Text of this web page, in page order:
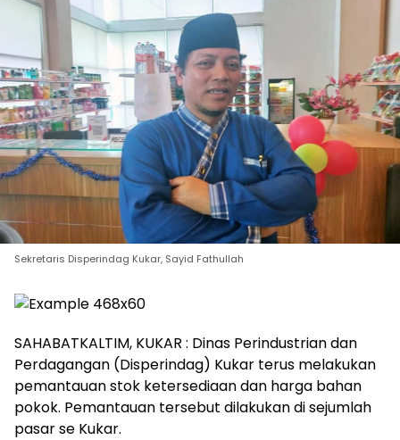
Sekretaris Disperindag Kukar, Sayid Fathullah
SAHABATKALTIM, KUKAR : Dinas Perindustrian dan
Perdagangan (Disperindag) Kukar terus melakukan
pemantauan stok ketersediaan dan harga bahan
pokok. Pemantauan tersebut dilakukan di sejumlah
pasar se Kukar.